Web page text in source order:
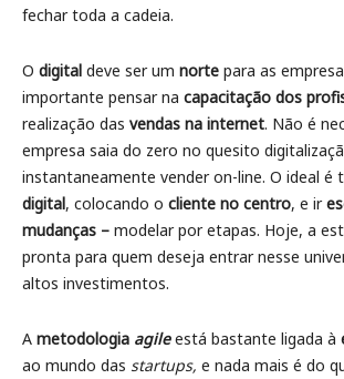
fechar toda a cadeia.
O digital deve ser um norte para as
importante pensar na capacitação dos
realização das vendas na internet. Não é
empresa saia do zero no quesito
instantaneamente vender on-line. O ideal é
digital, colocando o cliente no centro, e ir
mudanças – modelar por etapas. Hoje, a
pronta para quem deseja entrar nesse
altos investimentos.
A metodologia agileestá bastante ligada à
ao mundo das startups, e nada mais é do